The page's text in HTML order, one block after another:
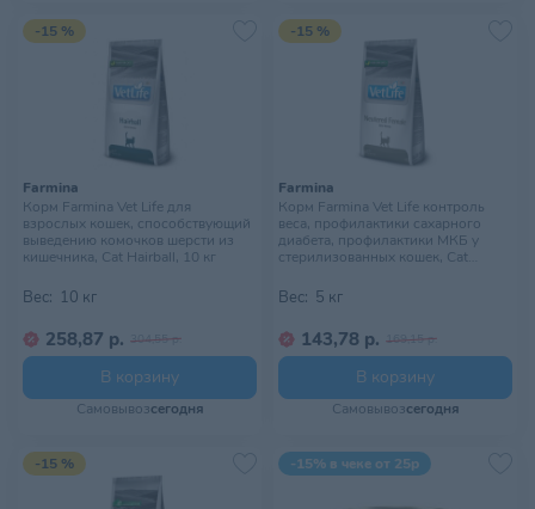
-15 %
Farmina
Корм Farmina Vet Life для
взрослых кошек, способствующий
выведению комочков шерсти из
кишечника, Cat Hairball, 10 кг
Вес: 10 кг
258,87 р. 304,55 р.
В корзину
Самовывозсегодня
-15 %
Farmina
Корм Farmina Vet Life контроль
веса, профилактики сахарного
диабета, профилактики МКБ у
стерилизованных кошек, Cat
Вес: 5 кг
143,78 р. 169,15 р.
В корзину
Самовывозсегодня
-15 % -15% в чеке от 25р